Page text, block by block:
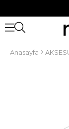
Anasayfa